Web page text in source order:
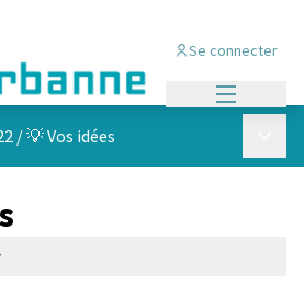
Se connecter
/💡 Vos idées